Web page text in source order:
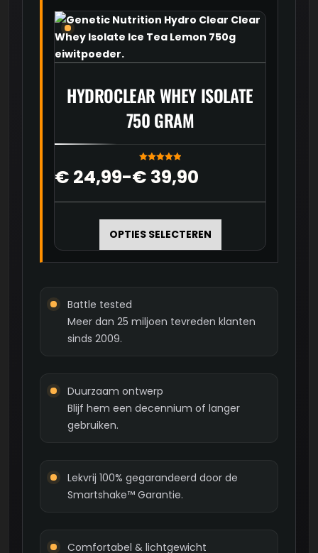
HYDROCLEAR WHEY ISOLATE
750 GRAM
d 5.00uit 5
€ 24,99-€ 39,90
Prijsklasse:
€ 24,99
€ 39,90OPTIES SELECTEREN
meerdere
kan
productpagina
Battle tested
Meer dan 25 miljoen tevreden klanten
sinds 2009.
Duurzaam ontwerp
Blijf hem een decennium of langer
gebruiken.
Lekvrij 100% gegarandeerd door de
Smartshake™ Garantie.
Comfortabel & lichtgewicht